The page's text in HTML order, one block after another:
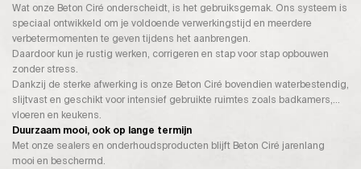
Wat onze Beton Ciré onderscheidt, is het gebruiksgemak. Ons systeem is
speciaal ontwikkeld om je voldoende verwerkingstijd en meerdere
verbetermomenten te geven tijdens het aanbrengen.
Daardoor kun je rustig werken, corrigeren en stap voor stap opbouwen
zonder stress.
Dankzij de sterke afwerking is onze Beton Ciré bovendien waterbestendig,
slijtvast en geschikt voor intensief gebruikte ruimtes zoals badkamers,
vloeren en keukens.
Duurzaam mooi, ook op lange termijn
Met onze sealers en onderhoudsproducten blijft Beton Ciré jarenlang
mooi en beschermd.